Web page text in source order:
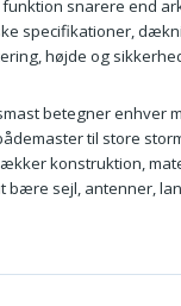
snarere end
specifikationer,
højde og
betegner enhver
til store
konstruktion,
bære sejl, antenner,